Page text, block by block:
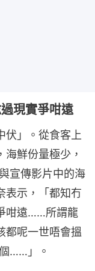
現實爭咁遠
伏」。從食客上
鮮份量極少，
宣傳影片中的海
表示，「都知冇
咁遠……所謂龍
都呢一世唔會搵
……」。